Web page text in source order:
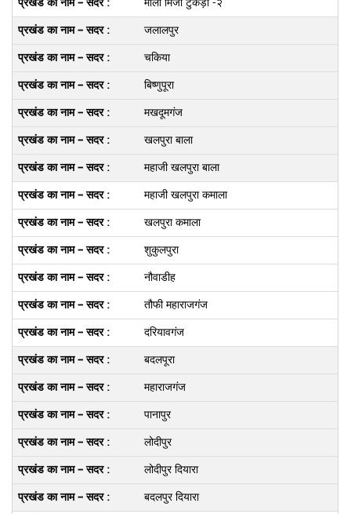
जलालपुर
चकिया
बिष्णुपूरा
मखदूमगंज
खलपुरा बाला
महाजी खलपुरा बाला
महाजी खलपुरा कमाला
खलपुरा कमाला
शुकुलपुरा
नौवाडीह
तौफी महाराजगंज
दरियावगंज
बदलपूरा
महाराजगंज
पानापुर
लोदीपुर
लोदीपुर दियारा
बदलपुर दियारा